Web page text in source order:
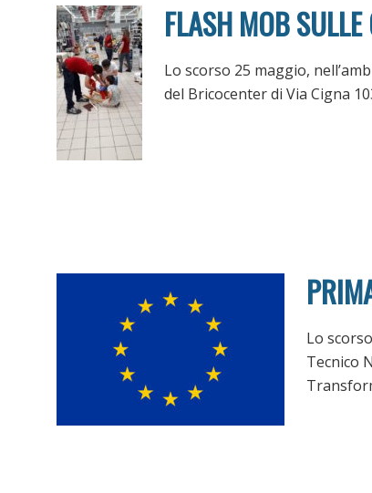
FLASH MOB SULLE
Lo scorso 25 maggio,
del Bricocenter di Via Cigna
Lo
Tecnico